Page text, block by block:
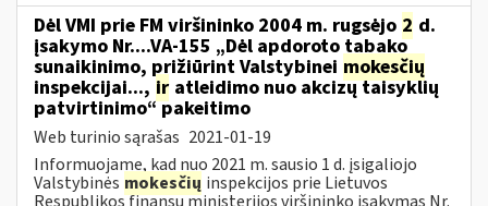
Dėl VMI prie FM viršininko 2004 m. rugsėjo 2 d.
įsakymo Nr....VA-155 „Dėl apdoroto tabako
sunaikinimo, prižiūrint Valstybinei mokesčių
inspekcijai..., ir atleidimo nuo akcizų taisyklių
patvirtinimo“ pakeitimo
Web turinio sąrašas 2021-01-19
Informuojame, kad nuo 2021 m. sausio 1 d. įsigaliojo
Valstybinės mokesčių inspekcijos prie Lietuvos
Respublikos finansų ministerijos viršininko įsakymas Nr.